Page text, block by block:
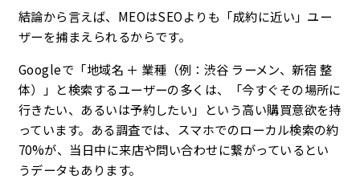
結論から言えば、MEOはSEOよりも 「成約に近い」ユー
ザーを捕まえられるからです。
Googleで「地域名 ＋ 業種（例：渋谷 ラーメン、新宿 整
体）」と検索するユーザーの多くは、
「今すぐその場所に
行きたい、あるいは予約したい」 という高い購買意欲を持
っています。ある調査では、スマホでのローカル検索の約
70%が、当日中に来店や問い合わせに繋がっているとい
うデータもあります。